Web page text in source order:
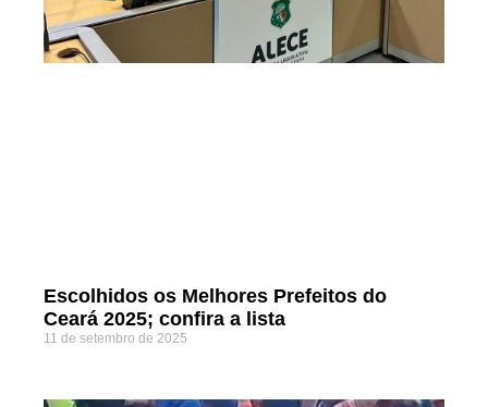
Escolhidos os Melhores Prefeitos do
Ceará 2025; confira a lista
11 de setembro de 2025